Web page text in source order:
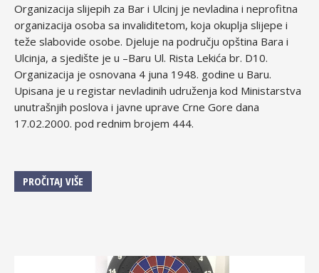
Organizacija slijepih za Bar i Ulcinj je nevladina i neprofitna
organizacija osoba sa invaliditetom, koja okuplja slijepe i
teže slabovide osobe. Djeluje na području opština Bara i
Ulcinja, a sjedište je u –Baru Ul. Rista Lekića br. D10.
Organizacija je osnovana 4 juna 1948. godine u Baru.
Upisana je u registar nevladinih udruženja kod Ministarstva
unutrašnjih poslova i javne uprave Crne Gore dana
17.02.2000. pod rednim brojem 444.
PROČITAJ VIŠE